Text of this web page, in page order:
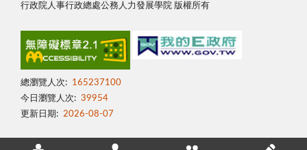
行政院人事行政總處公務人力發展學院 版權所有
總瀏覽人次:
165237100
今日瀏覽人次: 39954
更新日期: 2026-08-07